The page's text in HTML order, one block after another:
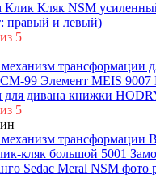
Клик Кляк NSM
правый и левый)
из 5
дивана книжки
из 5